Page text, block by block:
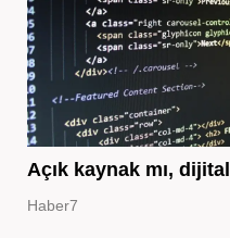
Açık kaynak mı, dijital
Haber7